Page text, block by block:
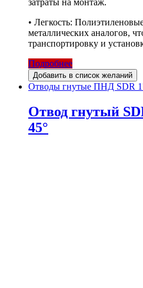
затраты на монтаж.
• Легкость:
металлических аналогов,
транспортировку и
Подробнее
Добавить в список желаний
Отводы гнутые ПНД SDR
Отвод гнутый
45°